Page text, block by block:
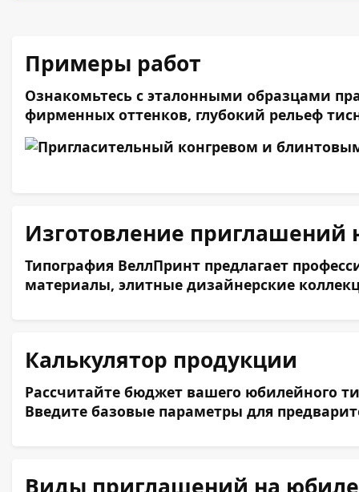
Примеры работ
Ознакомьтесь с эталонными образцами
фирменных оттенков, глубокий рельеф
Изготовление приглашений
Типография ВеллПринт предлагает
материалы, элитные дизайнерские
Калькулятор продукции
Рассчитайте бюджет вашего юбилейного
Введите базовые параметры для